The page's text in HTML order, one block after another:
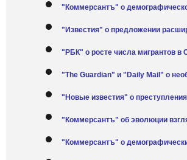
"Коммерсантъ" о
"Известия" о предложении
"РБК" о росте числа мигрантов
"The Guardian" и "Daily Mail" о
"Новые известия" о
"Коммерсантъ" об эволюции
"Коммерсантъ" о